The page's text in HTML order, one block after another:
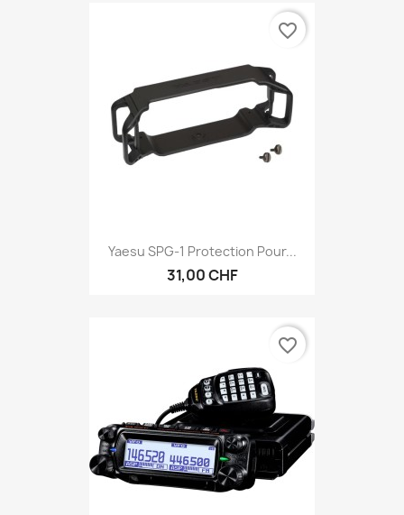
Yaesu SPG-1 Protection Pour...
31,00 CHF
favorite_border
favorite_border